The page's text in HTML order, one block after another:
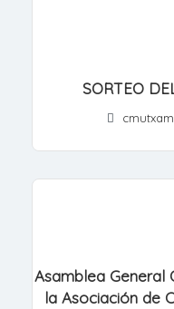
SORTEO
Asamblea General
la Asociación de